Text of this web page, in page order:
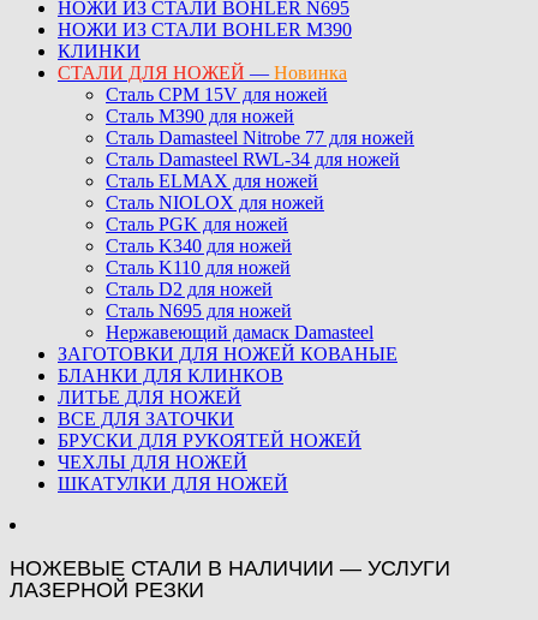
НОЖИ ИЗ СТАЛИ BOHLER N695
НОЖИ ИЗ СТАЛИ BOHLER M390
КЛИНКИ
СТАЛИ ДЛЯ НОЖЕЙ — Новинка
Сталь CPM 15V для ножей
Сталь M390 для ножей
Сталь Damasteel Nitrobe 77 для ножей
Сталь Damasteel RWL-34 для ножей
Сталь ELMAX для ножей
Сталь NIOLOX для ножей
Сталь PGK для ножей
Сталь K340 для ножей
Сталь K110 для ножей
Сталь D2 для ножей
Сталь N695 для ножей
Нержавеющий дамаск Damasteel
ЗАГОТОВКИ ДЛЯ НОЖЕЙ КОВАНЫЕ
БЛАНКИ ДЛЯ КЛИНКОВ
ЛИТЬЕ ДЛЯ НОЖЕЙ
ВСЕ ДЛЯ ЗАТОЧКИ
БРУСКИ ДЛЯ РУКОЯТЕЙ НОЖЕЙ
ЧЕХЛЫ ДЛЯ НОЖЕЙ
ШКАТУЛКИ ДЛЯ НОЖЕЙ
НОЖЕВЫЕ СТАЛИ В НАЛИЧИИ — УСЛУГИ
ЛАЗЕРНОЙ РЕЗКИ